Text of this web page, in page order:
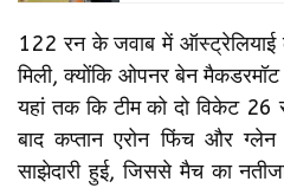
122 रन के जवाब में
मिली, क्योंकि ओपनर बेन
यहां तक कि टीम को दो विकेट
बाद कप्तान एरोन फिंच और
साझेदारी हुई, जिससे मैच का